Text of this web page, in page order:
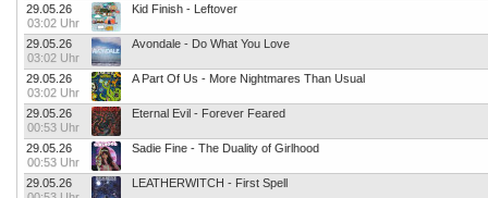
29.05.26
03:02 Uhr
Kid Finish - Leftover
29.05.26
03:02 Uhr
Avondale - Do What You Love
29.05.26
03:02 Uhr
A Part Of Us - More Nightmares Than Usual
29.05.26
00:53 Uhr
Eternal Evil - Forever Feared
29.05.26
00:53 Uhr
Sadie Fine - The Duality of Girlhood
29.05.26
LEATHERWITCH - First Spell